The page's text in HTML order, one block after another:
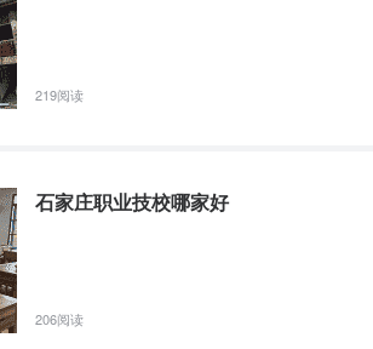
219阅读
石家庄职业技校哪家好
206阅读